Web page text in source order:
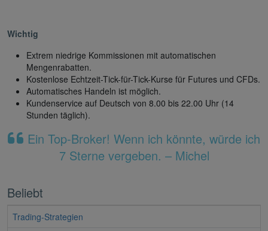
Wichtig
Extrem niedrige Kommissionen mit automatischen
Mengenrabatten.
Kostenlose Echtzeit-Tick-für-Tick-Kurse für Futures und CFDs.
Automatisches Handeln ist möglich.
Kundenservice auf Deutsch von 8.00 bis 22.00 Uhr (14
Stunden täglich).
Ein Top-Broker! Wenn ich könnte, würde ich
7 Sterne vergeben. – Michel
Beliebt
Trading-Strategien